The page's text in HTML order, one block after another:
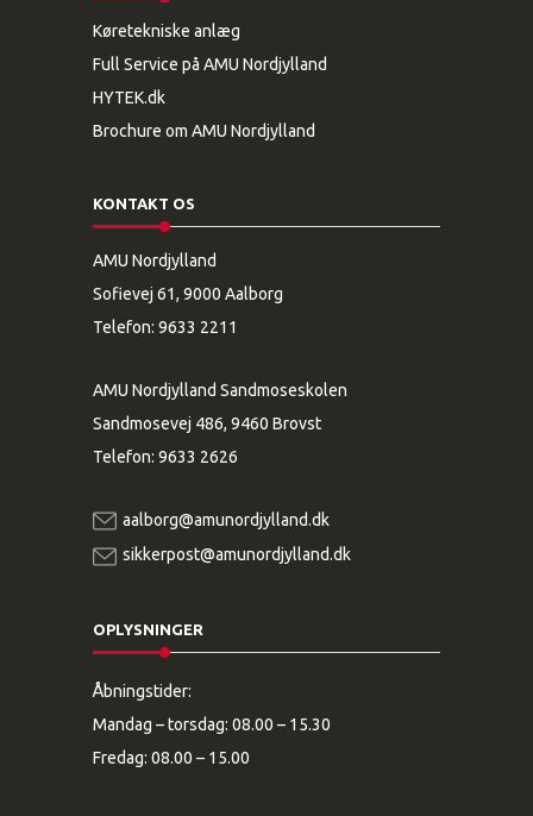
Køretekniske anlæg
Full Service på AMU Nordjylland
HYTEK.dk
Brochure om AMU Nordjylland
KONTAKT OS
AMU Nordjylland
Sofievej 61, 9000 Aalborg
Telefon: 9633 2211
AMU Nordjylland Sandmoseskolen
Sandmosevej 486, 9460 Brovst
Telefon: 9633 2626
aalborg@amunordjylland.dk
sikkerpost@amunordjylland.dk
OPLYSNINGER
Åbningstider:
Mandag – torsdag: 08.00 – 15.30
Fredag: 08.00 – 15.00